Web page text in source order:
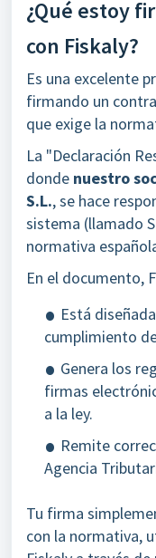
¿Qué estoy
con Fiskaly?
Es una excelente
firmando un
que exige la
La "Declaración
donde nuestro
S.L., se hace
sistema (llamado
normativa
En el documento,
Está
cumplimiento
Genera los
firmas
a la ley.
Remite
Agencia
Tu firma
con la normativa,